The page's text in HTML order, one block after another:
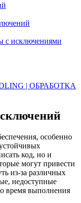
с исключениями
| ОБРАБОТКА
особенно
код, но и
могут привести
из-за различных
недоступные
время выполнения